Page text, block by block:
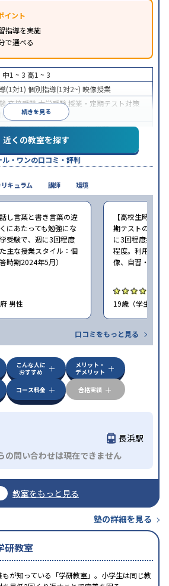
イント
指導を実施
で選べる
続きを見る
中1 ~ 3 高1 ~ 3
(1対1) 個別指導(1対2~) 映像授業
高校受験大学受験 授業・定期テスト対策
の定着
校生に対応授業の振替可能学習にPC・タ
を利用季節講習のみの受講可
験塾・予備校のアンケート調査方法を参照
近くの教室を探す
・ワンの口コミ・評判
し言葉と書き言葉の違
にあたっても勉強にな
受験で、週に3回程度
主な授業スタイル：個
時期2024年5月）
男性
【高校生時の通
期テストの点数
に3回程度授業
程度。利用した
像、自習・自立
19歳（学生） /
口コミをもっと見る
キュラム 講師 環境
こんな人に
おすすめ
メリット・
デメリット
コース料金 合格実績
長浜駅
の問い合わせは現在できません
教室をもっと見る
塾の詳細を見る
研教室
もが知っている「学研教室」。小学生は同じ教